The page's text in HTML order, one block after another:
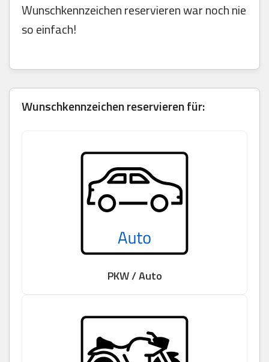
Wunschkennzeichen reservieren war noch nie
so einfach!
Wunschkennzeichen reservieren für:
PKW / Auto